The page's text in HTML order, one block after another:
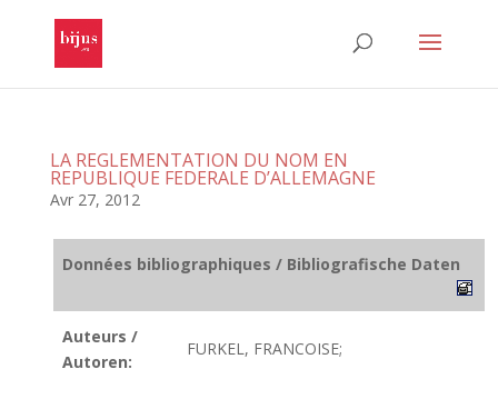
LA REGLEMENTATION DU NOM EN
REPUBLIQUE FEDERALE D’ALLEMAGNE
Avr 27, 2012
Données bibliographiques / Bibliografische Daten
Auteurs /
Autoren:
FURKEL, FRANCOISE;